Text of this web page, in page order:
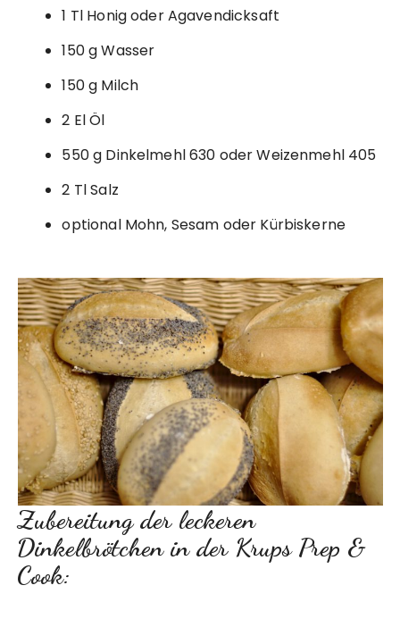
1 Tl Honig oder Agavendicksaft
150 g Wasser
150 g Milch
2 El Öl
550 g Dinkelmehl 630 oder Weizenmehl 405
2 Tl Salz
optional Mohn, Sesam oder Kürbiskerne
Zubereitung der leckeren
Dinkelbrötchen in der Krups Prep &
Cook: